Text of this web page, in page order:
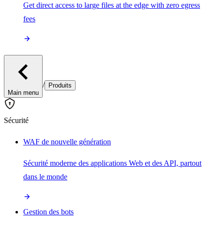
Get direct access to large files at the edge with zero egress
fees
Main menu
/ Produits
Sécurité
WAF de nouvelle génération
Sécurité moderne des applications Web et des API, partout
dans le monde
Gestion des bots